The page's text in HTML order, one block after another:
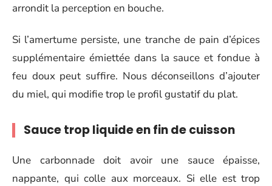
arrondit la perception en bouche.
Si l’amertume persiste, une tranche de pain d’épices
supplémentaire émiettée dans la sauce et fondue à
feu doux peut suffire. Nous déconseillons d’ajouter
du miel, qui modifie trop le profil gustatif du plat.
Sauce trop liquide en fin de cuisson
Une carbonnade doit avoir une sauce épaisse,
nappante, qui colle aux morceaux. Si elle est trop